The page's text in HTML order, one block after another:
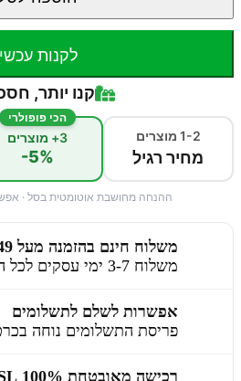
לקנות
קנו יותר,
1-2 מוצרים
מחיר רגיל
הכי פופולרי
3+ מוצרים
-5%
ההנחה מחושבת אוטומטית בסל ·
משלוח חינם בהזמנה מעל 349 ₪
משלוח 3-7 ימי עסקים לכל הארץ
אפשרות לשלם לתשלומים
פריסת התשלומים נוחה
רכישה מאובטחת 100% SSL